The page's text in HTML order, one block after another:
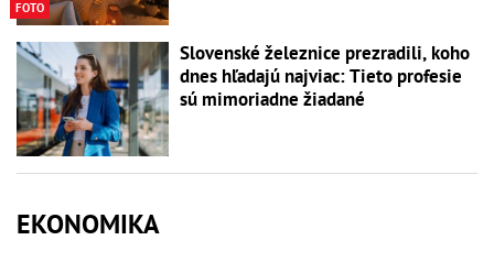
FOTO
Slovenské železnice prezradili, koho
dnes hľadajú najviac: Tieto profesie
sú mimoriadne žiadané
EKONOMIKA